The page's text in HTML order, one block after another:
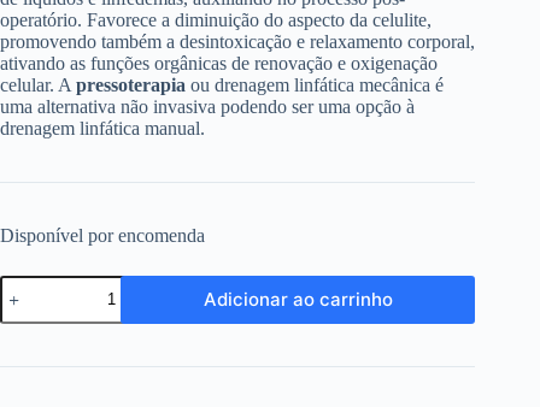
operatório. Favorece a diminuição do aspecto da celulite,
promovendo também a desintoxicação e relaxamento corporal,
ativando as funções orgânicas de renovação e oxigenação
celular. A pressoterapia ou drenagem linfática mecânica é
uma alternativa não invasiva podendo ser uma opção à
drenagem linfática manual.
Disponível por encomenda
Drenapress
Cecbra
-
de
Adicionar ao carrinho